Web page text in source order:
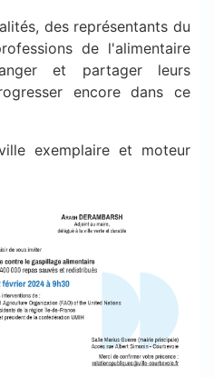
des représentants du
de l'alimentaire
et partager leurs
encore dans ce
exemplaire et moteur